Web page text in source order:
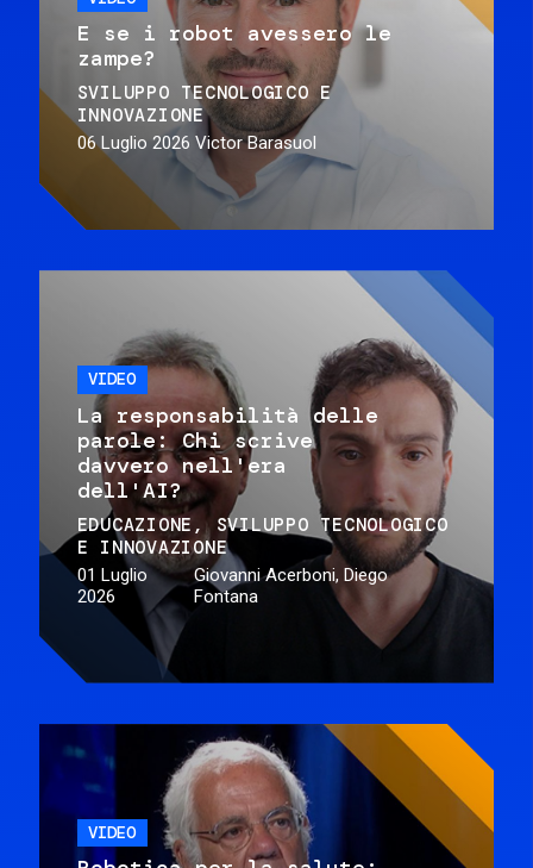
E se i robot avessero le
zampe?
SVILUPPO TECNOLOGICO E
INNOVAZIONE
06 Luglio 2026 Victor Barasuol
VIDEO
La responsabilità delle
parole: Chi scrive
davvero nell'era
dell'AI?
EDUCAZIONE
SVILUPPO TECNOLOGICO
E INNOVAZIONE
01 Luglio
2026
Giovanni Acerboni, Diego
Fontana
VIDEO